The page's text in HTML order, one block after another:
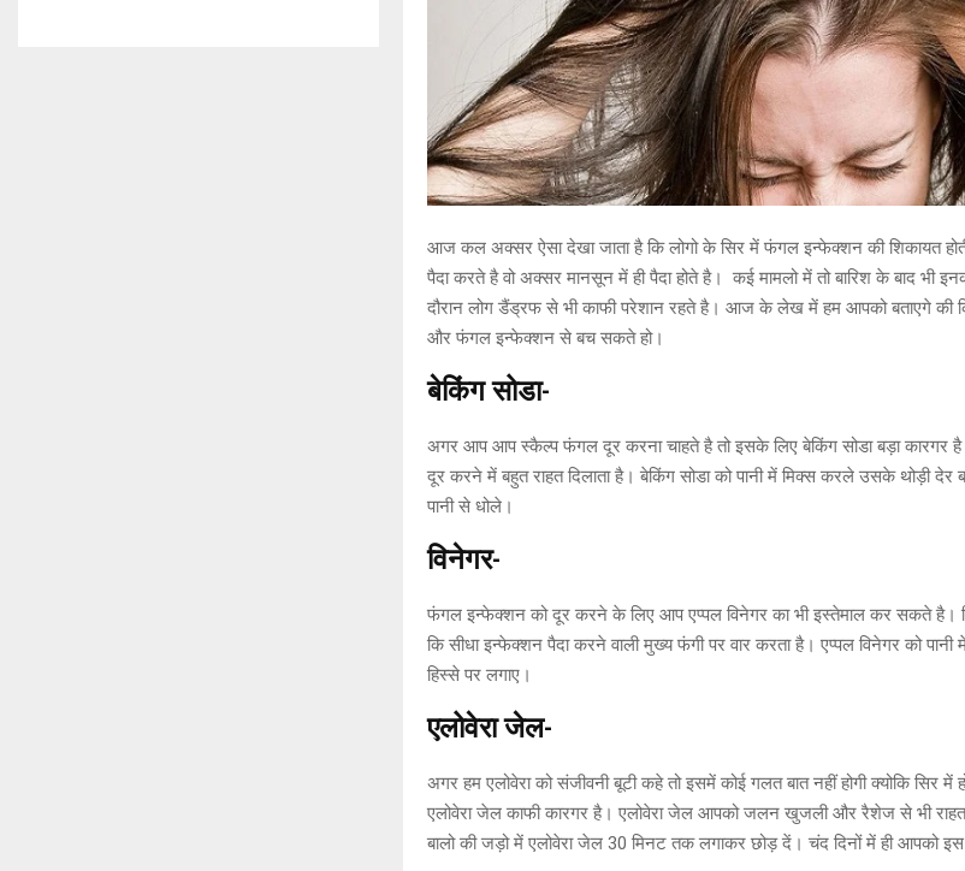
आज कल अक्सर ऐसा देखा जाता है कि लोगो के सिर में फंगल इन्फेक्शन की शिकायत
पैदा करते है वो अक्सर मानसून में ही पैदा होते है। कई मामलो में तो बारिश के बाद भी
दौरान लोग डैंड्रफ से भी काफी परेशान रहते है। आज के लेख में हम आपको बताएगे
और फंगल इन्फेक्शन से बच सकते हो।
बेकिंगसोडा-
अगर आप आप स्कैल्प फंगल दूर करना चाहते है तो इसके लिए बेकिंग सोडा बड़ा कारगर
दूर करने में बहुत राहत दिलाता है। बेकिंग सोडा को पानी में मिक्स करले उसके थोड़ी देर
पानी से धोले।
विनेगर-
फंगल इन्फेक्शन को दूर करने के लिए आप एप्पल विनेगर का भी इस्तेमाल कर सकते है।
कि सीधा इन्फेक्शन पैदा करने वाली मुख्य फंगी पर वार करता है। एप्पल विनेगर को पानी
हिस्से पर लगाए।
एलोवेराजेल-
अगर हम एलोवेरा को संजीवनी बूटी कहे तो इसमें कोई गलत बात नहीं होगी क्योकि सिर
एलोवेरा जेल काफी कारगर है। एलोवेरा जेल आपको जलन खुजली और रैशेज से भी राहत
बालो की जड़ो में एलोवेरा जेल 30 मिनट तक लगाकर छोड़ दें। चंद दिनों में ही आपको इस